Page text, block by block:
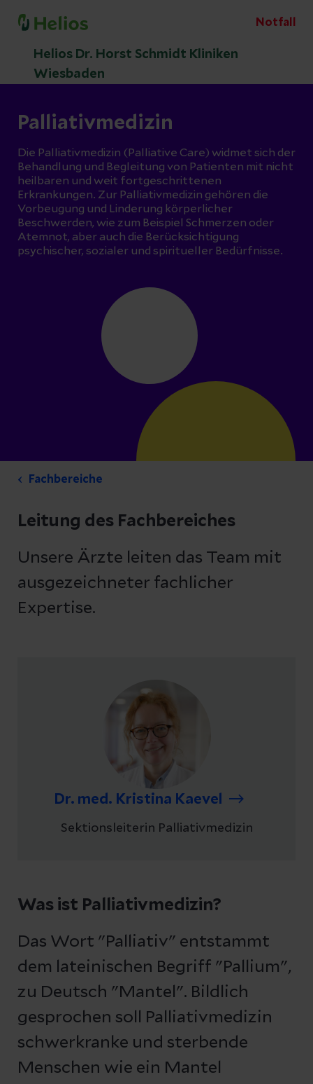
Notfall
Helios Dr. Horst Schmidt Kliniken
Wiesbaden
Palliativmedizin
Die Palliativmedizin (Palliative Care) widmet sich der
Behandlung und Begleitung von Patienten mit nicht
heilbaren und weit fortgeschrittenen
Erkrankungen. Zur Palliativmedizin gehören die
Vorbeugung und Linderung körperlicher
Beschwerden, wie zum Beispiel Schmerzen oder
Atemnot, aber auch die Berücksichtigung
psychischer, sozialer und spiritueller Bedürfnisse.
Fachbereiche
Leitung des Fachbereiches
Unsere Ärzte leiten das Team mit
ausgezeichneter fachlicher
Expertise.
Dr. med. Kristina Kaevel
Sektionsleiterin Palliativmedizin
Was ist Palliativmedizin?
Das Wort "Palliativ" entstammt
dem lateinischen Begriff "Pallium",
zu Deutsch "Mantel". Bildlich
gesprochen soll Palliativmedizin
schwerkranke und sterbende
Menschen wie ein Mantel